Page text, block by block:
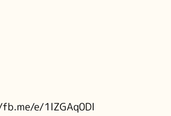
e/1lZGAq0Dl